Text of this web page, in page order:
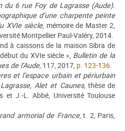
du 6 rue Foy de Lagrasse (Aude).
d’une charpente peinte
XVIe siècle, mémoire de Master 2,
Montpellier Paul-Valéry, 2014.
à caissons de la maison Sibra de
du XVIe siècle », Bulletin de la
de l’Aude, 117, 2017, p. 123-136.
et l’espace urbain et périurbain
Alet et Caunes, thèse de
et J.-L. Abbé, Université Toulouse
armorial de France, t. 2, Paris,